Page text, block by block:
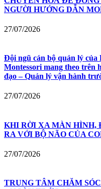
NGƯỜI HƯỚNG DẪN
27/07/2026
Đội ngũ cán bộ quản lý của
Montessori mang theo trên
đạo – Quản lý vận hành
27/07/2026
KHI RỜI XA MÀN HÌNH,
RA VỚI BỘ NÃO CỦA
27/07/2026
TRUNG TÂM CHĂM